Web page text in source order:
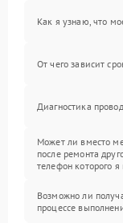
Как я узнаю, что
От чего зависит
Диагностика
Может ли вместо
после ремонта
телефон которого
Возможно ли
процессе